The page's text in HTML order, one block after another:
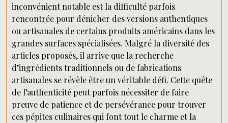
inconvénient notable est la difficulté parfois
rencontrée pour dénicher des versions authentiques
ou artisanales de certains produits américains dans les
grandes surfaces spécialisées. Malgré la diversité des
articles proposés, il arrive que la recherche
d’ingrédients traditionnels ou de fabrications
artisanales se révèle être un véritable défi. Cette quête
de l’authenticité peut parfois nécessiter de faire
preuve de patience et de persévérance pour trouver
ces pépites culinaires qui font tout le charme et la